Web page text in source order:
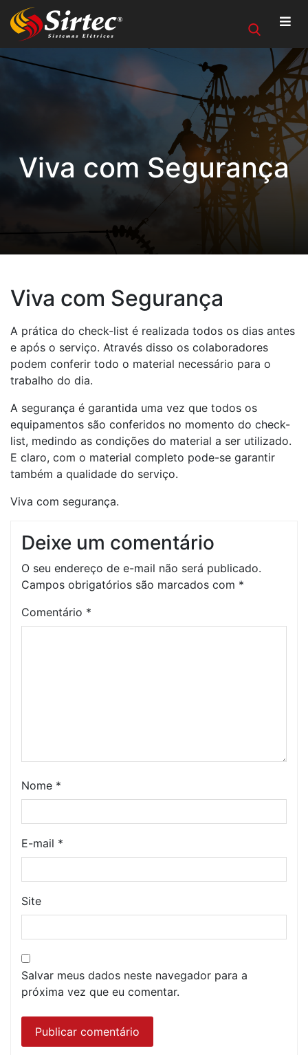
Viva com Segurança
Viva com Segurança
A prática do check-list é realizada todos os dias antes
e após o serviço. Através disso os colaboradores
podem conferir todo o material necessário para o
trabalho do dia.
A segurança é garantida uma vez que todos os
equipamentos são conferidos no momento do check-
list, medindo as condições do material a ser utilizado.
E claro, com o material completo pode-se garantir
também a qualidade do serviço.
Viva com segurança.
Deixe um comentário
O seu endereço de e-mail não será publicado.
Campos obrigatórios são marcados com *
Comentário *
Nome *
E-mail *
Site
Salvar meus dados neste navegador para a
próxima vez que eu comentar.